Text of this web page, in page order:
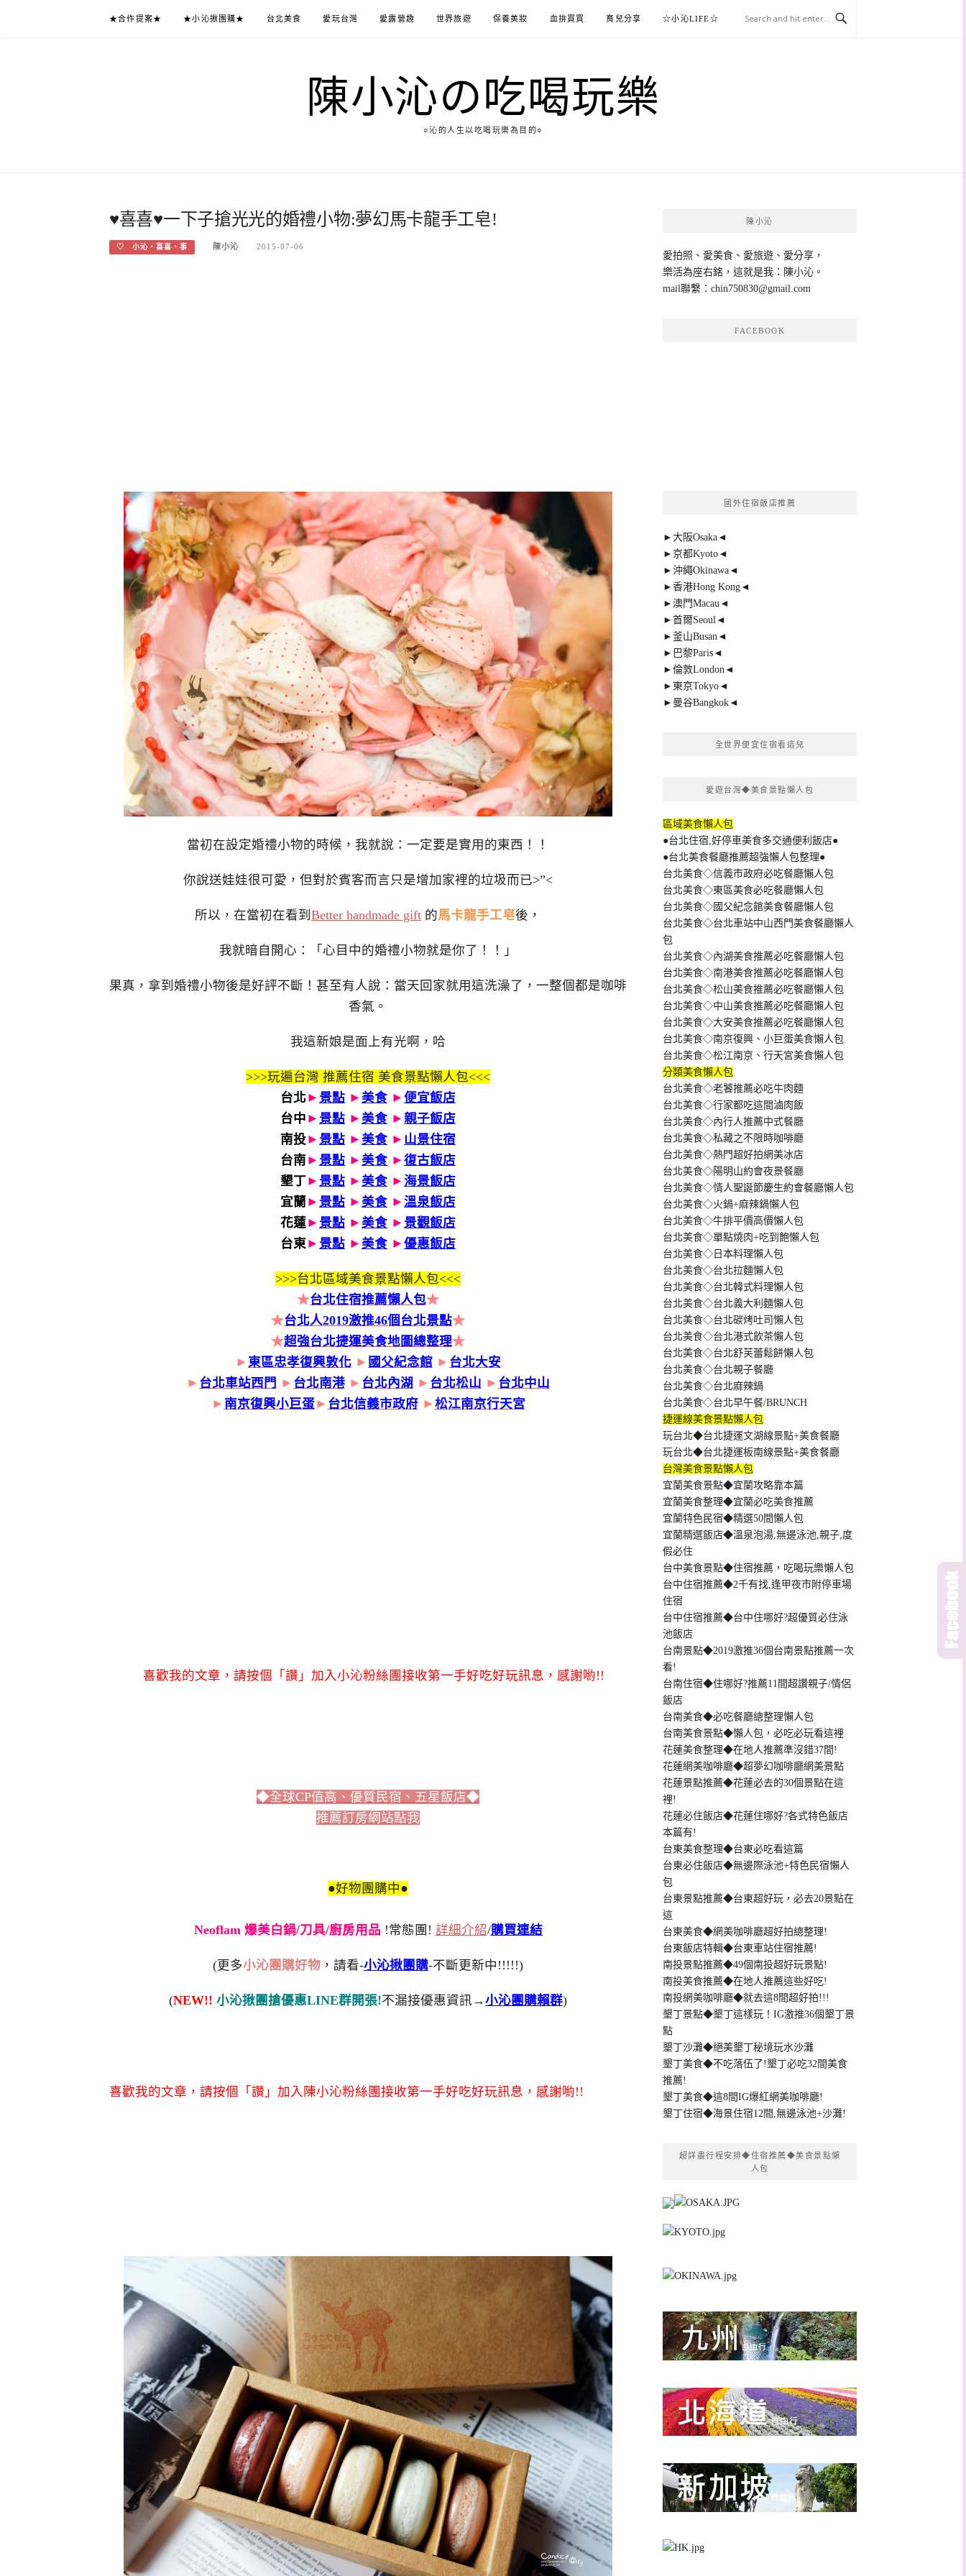
★合作提案★ ★小沁揪團購★ 台北美食 愛玩台灣 愛露營趣 世界旅遊 保養美妝 血拚買買 育兒分享 ☆小沁LIFE☆
陳小沁の吃喝玩樂
○沁的人生以吃喝玩樂為目的○
♥喜喜♥一下子搶光光的婚禮小物:夢幻馬卡龍手工皂!
♡ 小沁‧喜喜‧事 陳小沁 2015-07-06
當初在設定婚禮小物的時候，我就說：一定要是實用的東西！！
你說送娃娃很可愛，但對於賓客而言只是增加家裡的垃圾而已>”<
所以，在當初在看到 Better handmade gift 的馬卡龍手工皂後，
我就暗自開心：「心目中的婚禮小物就是你了！！」
果真，拿到婚禮小物後是好評不斷！甚至有人說：當天回家就用這洗澡了，一整個都是咖啡
香氣。
我這新娘是面上有光啊，哈
>>>玩遍台灣 推薦住宿 美食景點懶人包<<<
台北► 景點 ► 美食 ► 便宜飯店
台中 ► 景點 ► 美食 ► 親子飯店
南投► 景點 ► 美食 ► 山景住宿
台南► 景點 ► 美食 ► 復古飯店
墾丁► 景點 ► 美食 ► 海景飯店
宜蘭 ► 景點 ► 美食 ► 溫泉飯店
花蓮► 景點 ► 美食 ► 景觀飯店
台東► 景點 ► 美食 ► 優惠飯店
>>>台北區域美食景點懶人包<<<
★台北住宿推薦懶人包★
★台北人2019激推46個台北景點★
★超強台北捷運美食地圖總整理★
► 東區忠孝復興敦化 ► 國父紀念館 ► 台北大安
► 台北車站西門 ► 台北南港 ► 台北內湖 ► 台北松山 ► 台北中山
► 南京復興小巨蛋► 台北信義市政府► 松江南京行天宮
喜歡我的文章，請按個「讚」加入小沁粉絲團接收第一手好吃好玩訊息，感謝喲!!
◆全球CP值高、優質民宿、五星飯店◆
推薦訂房網站點我
●好物團購中●
Neoflam 爆美白鍋/刀具/廚房用品 !常態團! 詳細介紹/購買連結
(更多小沁團購好物 ，請看-小沁揪團購-不斷更新中!!!!!)
(NEW!! 小沁揪團搶優惠LINE群開張!不漏接優惠資訊→小沁團購賴群)
喜歡我的文章，請按個「讚」加入陳小沁粉絲團接收第一手好吃好玩訊息，感謝喲!!
陳小沁
愛拍照、愛美食、愛旅遊、愛分享，
樂活為座右銘，這就是我：陳小沁。
mail聯繫： chin750830@gmail.com
FACEBOOK
國外住宿飯店推薦
►大阪Osaka◄
►京都Kyoto◄
►沖繩Okinawa◄
►香港Hong Kong◄
►澳門Macau◄
►首爾Seoul◄
►釜山Busan◄
►巴黎Paris◄
►倫敦London◄
►東京Tokyo◄
►曼谷Bangkok◄
全世界便宜住宿看這兒
愛遊台灣◆美食景點懶人包
區域美食懶人包
●台北住宿,好停車美食多交通便利飯店●
●台北美食餐廳推薦超強懶人包整理●
台北美食◇信義市政府必吃餐廳懶人包
台北美食◇東區美食必吃餐廳懶人包
台北美食◇國父紀念館美食餐廳懶人包
台北美食◇台北車站中山西門美食餐廳懶人
包
台北美食◇內湖美食推薦必吃餐廳懶人包
台北美食◇南港美食推薦必吃餐廳懶人包
台北美食◇松山美食推薦必吃餐廳懶人包
台北美食◇中山美食推薦必吃餐廳懶人包
台北美食◇大安美食推薦必吃餐廳懶人包
台北美食◇南京復興、小巨蛋美食懶人包
台北美食◇松江南京、行天宮美食懶人包
分類美食懶人包
台北美食◇老饕推薦必吃牛肉麵
台北美食◇行家都吃這間滷肉飯
台北美食◇內行人推薦中式餐廳
台北美食◇私藏之不限時咖啡廳
台北美食◇熱門超好拍網美冰店
台北美食◇陽明山約會夜景餐廳
台北美食◇情人聖誕節慶生約會餐廳懶人包
台北美食◇火鍋+麻辣鍋懶人包
台北美食◇牛排平價高價懶人包
台北美食◇單點燒肉+吃到飽懶人包
台北美食◇日本料理懶人包
台北美食◇台北拉麵懶人包
台北美食◇台北韓式料理懶人包
台北美食◇台北義大利麵懶人包
台北美食◇台北碳烤吐司懶人包
台北美食◇台北港式飲茶懶人包
台北美食◇台北舒芙蕾鬆餅懶人包
台北美食◇台北親子餐廳
台北美食◇台北麻辣鍋
台北美食◇台北早午餐/BRUNCH
捷運線美食景點懶人包
玩台北◆台北捷運文湖線景點+美食餐廳
玩台北◆台北捷運板南線景點+美食餐廳
台灣美食景點懶人包
宜蘭美食景點◆宜蘭攻略靠本篇
宜蘭美食整理◆宜蘭必吃美食推薦
宜蘭特色民宿◆精選50間懶人包
宜蘭精選飯店◆溫泉泡湯,無邊泳池,親子,度
假必住
台中美食景點◆住宿推薦，吃喝玩樂懶人包
台中住宿推薦◆2千有找,逢甲夜市附停車場
住宿
台中住宿推薦◆台中住哪好?超優質必住泳
池飯店
台南景點◆2019激推36個台南景點推薦一次
看!
台南住宿◆住哪好?推薦11間超讚親子/情侶
飯店
台南美食◆必吃餐廳總整理懶人包
台南美食景點◆懶人包，必吃必玩看這裡
花蓮美食整理◆在地人推薦準沒錯37間!
花蓮網美咖啡廳◆超夢幻咖啡廳網美景點
花蓮景點推薦◆花蓮必去的30個景點在這
裡!
花蓮必住飯店◆花蓮住哪好?各式特色飯店
本篇有!
台東美食整理◆台東必吃看這篇
台東必住飯店◆無邊際泳池+特色民宿懶人
包
台東景點推薦◆台東超好玩，必去20景點在
這
台東美食◆網美咖啡廳超好拍總整理!
台東飯店特輯◆台東車站住宿推薦!
南投景點推薦◆49個南投超好玩景點!
南投美食推薦◆在地人推薦這些好吃!
南投網美咖啡廳◆就去這8間超好拍!!!
墾丁景點◆墾丁這樣玩！IG激推36個墾丁景
點
墾丁沙灘◆絕美墾丁秘境玩水沙灘
墾丁美食◆不吃落伍了!墾丁必吃32間美食
推薦!
墾丁美食◆這8間IG爆紅網美咖啡廳!
墾丁住宿◆海景住宿12間,無邊泳池+沙灘!
超詳盡行程安排◆住宿推薦◆美食景點懶
人包